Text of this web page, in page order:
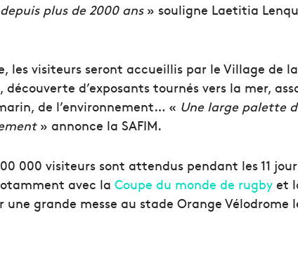
plus de 2000 ans» souligne Laetitia
les visiteurs seront accueillis par le Village de
d’exposants tournés vers la mer,
de l’environnement… « Une large palette
» annonce la SAFIM.
000 visiteurs sont attendus pendant les 11
avec la Coupe du monde de rugby et
une grande messe au stade Orange Vélodrome